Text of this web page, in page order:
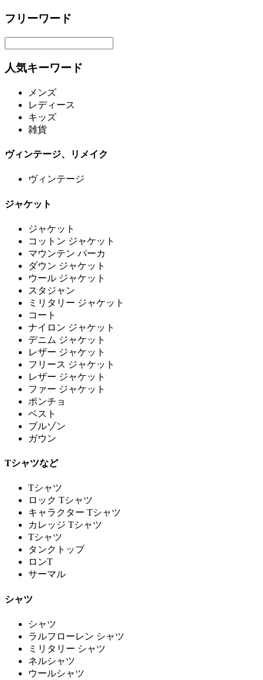
フリーワード
人気キーワード
メンズ
レディース
キッズ
雑貨
ヴィンテージ、リメイク
ヴィンテージ
ジャケット
ジャケット
コットン ジャケット
マウンテン パーカ
ダウン ジャケット
ウール ジャケット
スタジャン
ミリタリー ジャケット
コート
ナイロン ジャケット
デニム ジャケット
レザー ジャケット
フリース ジャケット
レザー ジャケット
ファー ジャケット
ポンチョ
ベスト
ブルゾン
ガウン
Tシャツなど
Tシャツ
ロック Tシャツ
キャラクター Tシャツ
カレッジ Tシャツ
Tシャツ
タンクトップ
ロンT
サーマル
シャツ
シャツ
ラルフローレン シャツ
ミリタリー シャツ
ネルシャツ
ウールシャツ